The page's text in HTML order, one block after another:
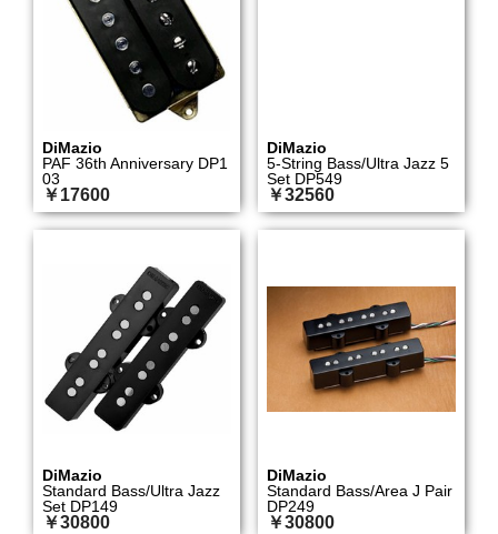
DiMazio
PAF 36th Anniversary DP1
03
￥17600
DiMazio
5-String Bass/Ultra Jazz 5
Set DP549
￥32560
DiMazio
Standard Bass/Ultra Jazz
Set DP149
￥30800
DiMazio
Standard Bass/Area J Pair
DP249
￥30800